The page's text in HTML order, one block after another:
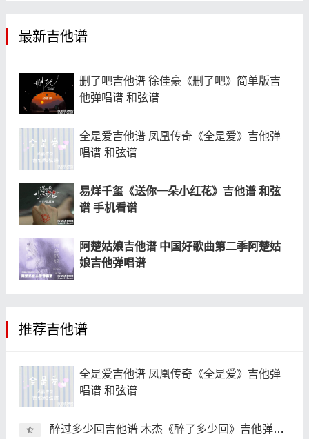
最新吉他谱
删了吧吉他谱 徐佳豪《删了吧》简单版吉
他弹唱谱 和弦谱
全是爱吉他谱 凤凰传奇《全是爱》吉他弹
唱谱 和弦谱
易烊千玺《送你一朵小红花》吉他谱 和弦
谱 手机看谱
阿楚姑娘吉他谱 中国好歌曲第二季阿楚姑
娘吉他弹唱谱
推荐吉他谱
全是爱吉他谱 凤凰传奇《全是爱》吉他弹
唱谱 和弦谱
醉过多少回吉他谱 木杰《醉了多少回》吉他弹唱谱 和弦谱